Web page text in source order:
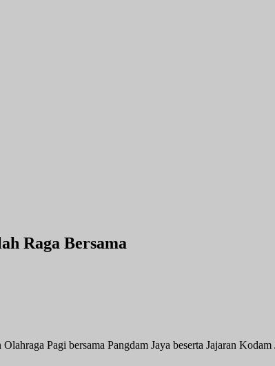
Raga Bersama
Pagi bersama Pangdam Jaya beserta Jajaran